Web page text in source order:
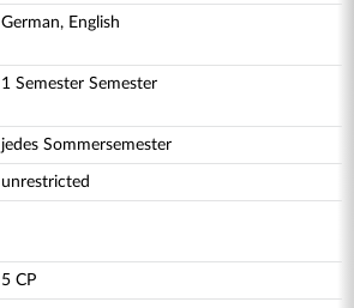
German, English
1 Semester Semester
jedes Sommersemester
unrestricted
5 CP